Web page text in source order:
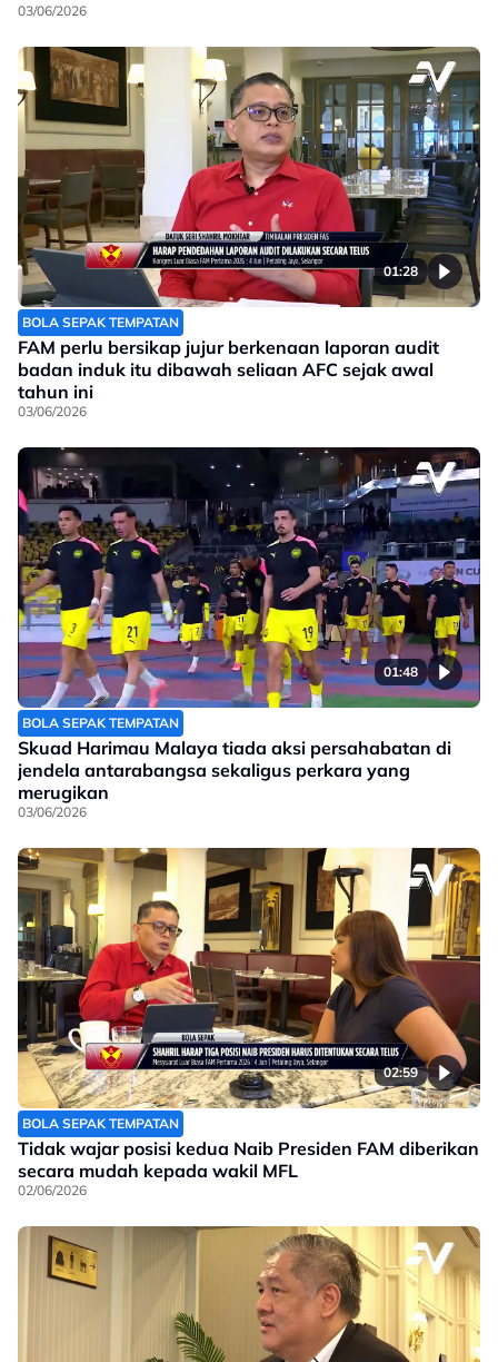
03/06/2026
01:28
BOLA SEPAK TEMPATAN
FAM perlu bersikap jujur berkenaan laporan audit
badan induk itu dibawah seliaan AFC sejak awal
tahun ini
03/06/2026
01:48
BOLA SEPAK TEMPATAN
Skuad Harimau Malaya tiada aksi persahabatan di
jendela antarabangsa sekaligus perkara yang
merugikan
03/06/2026
02:59
BOLA SEPAK TEMPATAN
Tidak wajar posisi kedua Naib Presiden FAM diberikan
secara mudah kepada wakil MFL
02/06/2026